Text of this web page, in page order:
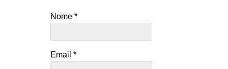
Nome *
Email *